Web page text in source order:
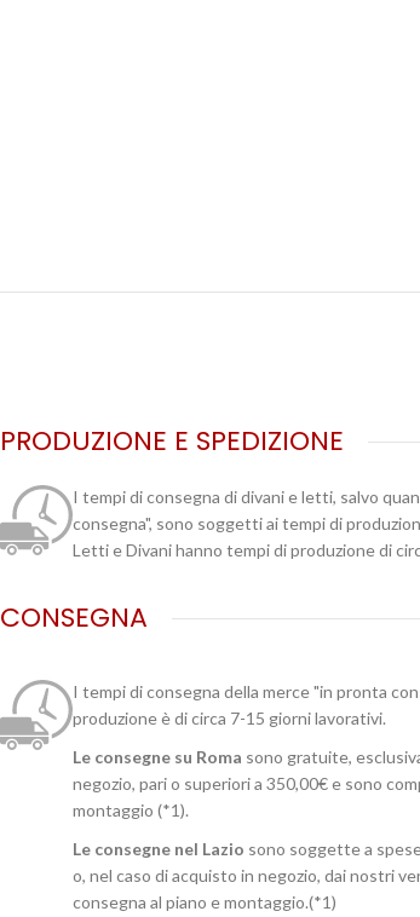
PRODUZIONE E SPEDIZIONE
I tempi di consegna di divani e letti, salvo
consegna", sono soggetti ai tempi di
Letti e Divani hanno tempi di produzione di
CONSEGNA
I tempi di consegna della merce "in pronta
produzione è di circa 7-15 giorni lavorativi.
Le consegne su Roma sono gratuite,
negozio, pari o superiori a 350,00€ e sono
montaggio (*1).
Le consegne nel Lazio sono soggette a
o, nel caso di acquisto in negozio, dai nostri
consegna al piano e montaggio.(*1)